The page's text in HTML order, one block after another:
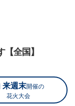
全国】
来週末開催の
花火大会